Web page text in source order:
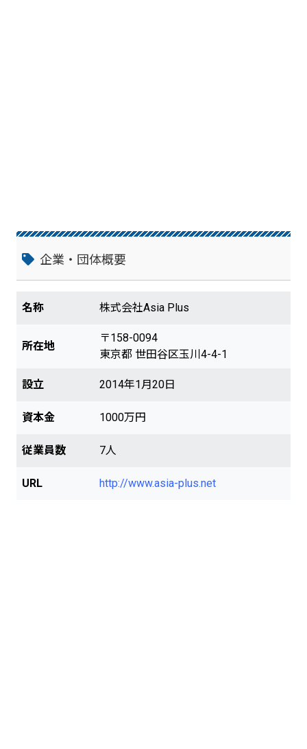
企業・団体概要
名称 株式会社Asia Plus
所在地
〒158-0094
東京都 世田谷区玉川4-4-1
設立 2014年1月20日
資本金 1000万円
従業員数 7人
URL http://www.asia-plus.net